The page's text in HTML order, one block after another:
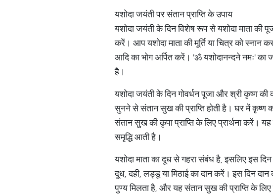
यशोदा जयंती पर संतान प्राप्ति के उपाय
यशोदा जयंती के दिन विशेष रूप से यशोदा माता की
करें। आप यशोदा माता की मूर्ति या चित्र को
आदि का भोग अर्पित करें। 'ॐ यशोदानन्दने नमः' का
है।
यशोदा जयंती के दिन गोवर्धन पूजा और श्री कृष्ण
सुनने से संतान सुख की प्राप्ति होती है। घर में
संतान सुख की कृपा प्राप्ति के लिए प्रार्थना करें।
समृद्धि आती है।
यशोदा माता का दूध से गहरा संबंध है, इसलिए इस
दूध, दही, लड्डू या मिठाई का दान करें। इस दिन
पुण्य मिलता है, और यह संतान सुख की प्राप्ति के